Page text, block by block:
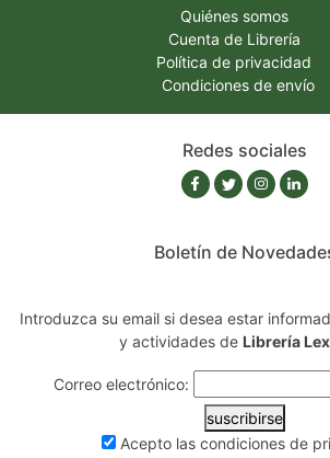
Quiénes somos
Cuenta de Librería
Política de privacidad
Condiciones de envío
Redes sociales
Boletín de
Introduzca su email si desea estar
y actividades de Librería
Correo electrónico:
suscribirse
Acepto las condiciones de